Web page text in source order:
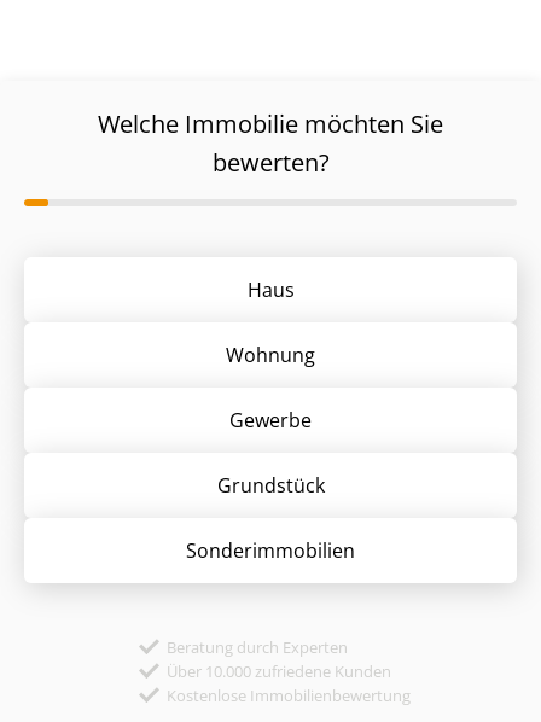
Welche Immobilie möchten Sie
bewerten?
Haus
Wohnung
Gewerbe
Grund­stück
Sonder­immobilien
Beratung durch Experten
Über 10.000 zufriedene Kunden
Kostenlose Immobilienbewertung